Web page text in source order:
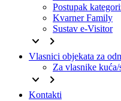
Postupak
Kvarner Family
Sustav e-Visitor
keyboard_arrow_down keyboard_arrow_right
Vlasnici objekata za
Za vlasnike
keyboard_arrow_down keyboard_arrow_right
Kontakti